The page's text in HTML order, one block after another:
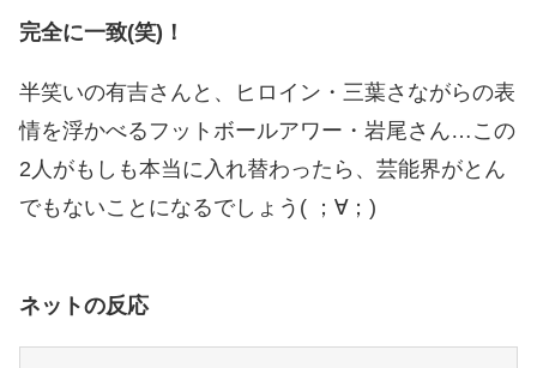
完全に一致(笑)！
半笑いの有吉さんと、ヒロイン・三葉さながらの表
情を浮かべるフットボールアワー・岩尾さん…この
2人がもしも本当に入れ替わったら、芸能界がとん
でもないことになるでしょう( ；∀；)
ネットの反応